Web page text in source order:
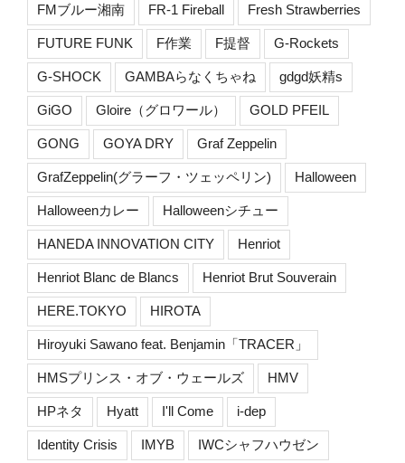
FMブルー湘南 FR-1 Fireball Fresh Strawberries
FUTURE FUNK F作業 F提督 G-Rockets
G-SHOCK GAMBAらなくちゃね gdgd妖精s
GiGO Gloire（グロワール） GOLD PFEIL
GONG GOYA DRY Graf Zeppelin
GrafZeppelin(グラーフ・ツェッペリン) Halloween
Halloweenカレー Halloweenシチュー
HANEDA INNOVATION CITY Henriot
Henriot Blanc de Blancs Henriot Brut Souverain
HERE.TOKYO HIROTA
Hiroyuki Sawano feat. Benjamin「TRACER」
HMSプリンス・オブ・ウェールズ HMV
HPネタ Hyatt I'll Come i-dep
Identity Crisis IMYB IWCシャフハウゼン